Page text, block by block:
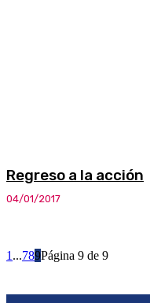
Regreso a la acción
04/01/2017
1 ...789Página 9 de 9